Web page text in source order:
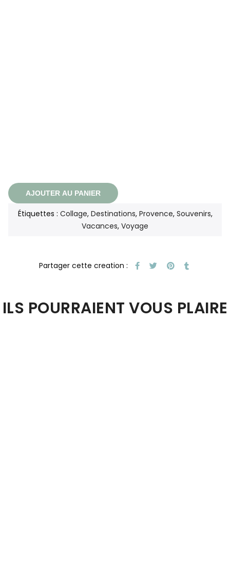
AJOUTER AU PANIER
Étiquettes : Collage, Destinations, Provence, Souvenirs,
Vacances, Voyage
ILS POURRAIENT VOUS PLAIRE